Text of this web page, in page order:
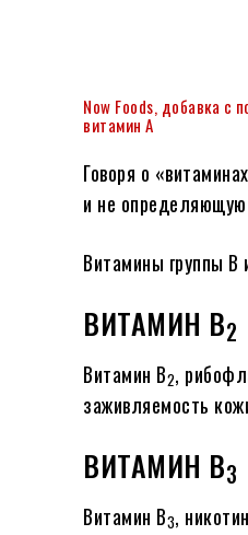
Now Foods, добавка с
витамин A
Говоря о
и не
Витамины группы В
ВИТАМИН В2
Витамин В2,
заживляемость
ВИТАМИН В3
Витамин В3,